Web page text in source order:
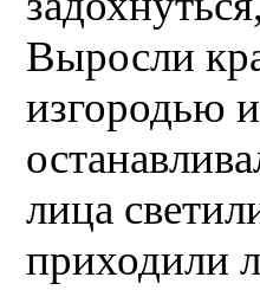
Выросли
изгородью
лица
приходили